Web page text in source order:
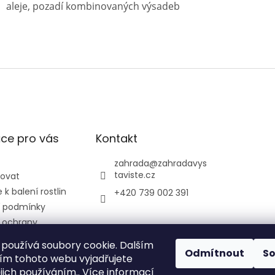
soubory cookie. Dalším
tohoto webu vyjadřujete
Odmítnout
aleje, pozadí kombinovaných výsadeb
pro vás
k balení rostlin
a
Kontakt
zahrada@zahradavys
taviste.cz
+420 739 002 391